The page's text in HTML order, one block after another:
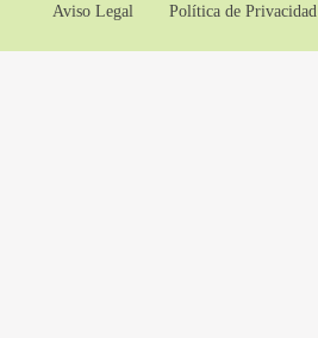
Aviso Legal Política de Privacidad